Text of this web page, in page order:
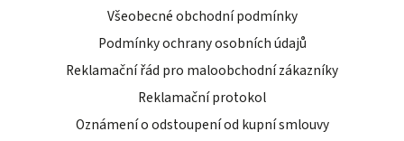
Všeobecné obchodní podmínky
Podmínky ochrany osobních údajů
Reklamační řád pro maloobchodní zákazníky
Reklamační protokol
Oznámení o odstoupení od kupní smlouvy